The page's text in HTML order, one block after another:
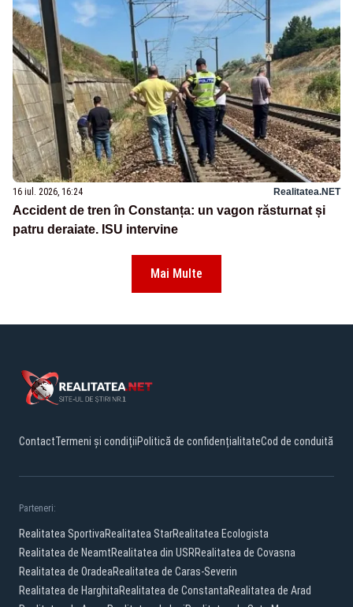
16 iul. 2026, 16:24 Realitatea.NET
Accident de tren în Constanța: un vagon răsturnat și
patru deraiate. ISU intervine
Mai Multe
ContactTermeni și condițiiPolitică de confidențialitateCod de conduită
Parteneri:
Realitatea SportivaRealitatea StarRealitatea Ecologista
Realitatea de NeamtRealitatea din USRRealitatea de Covasna
Realitatea de OradeaRealitatea de Caras-Severin
Realitatea de HarghitaRealitatea de ConstantaRealitatea de Arad